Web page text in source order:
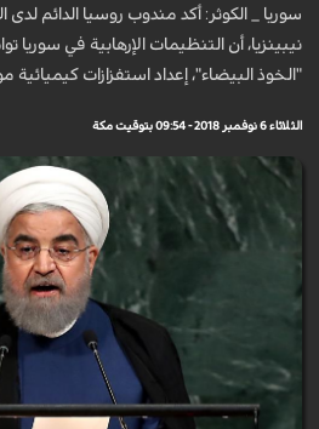
سوريا _ الكوثر: أكد مندوب روسيا الدائم لدى
نيبينزيا، أن التنظيمات الإرهابية في سوريا
"الخوذ البيضاء"، إعداد استفزازات
الثلاثاء 6 نوفمبر 2018 - 09:54 بتوقيت مكة